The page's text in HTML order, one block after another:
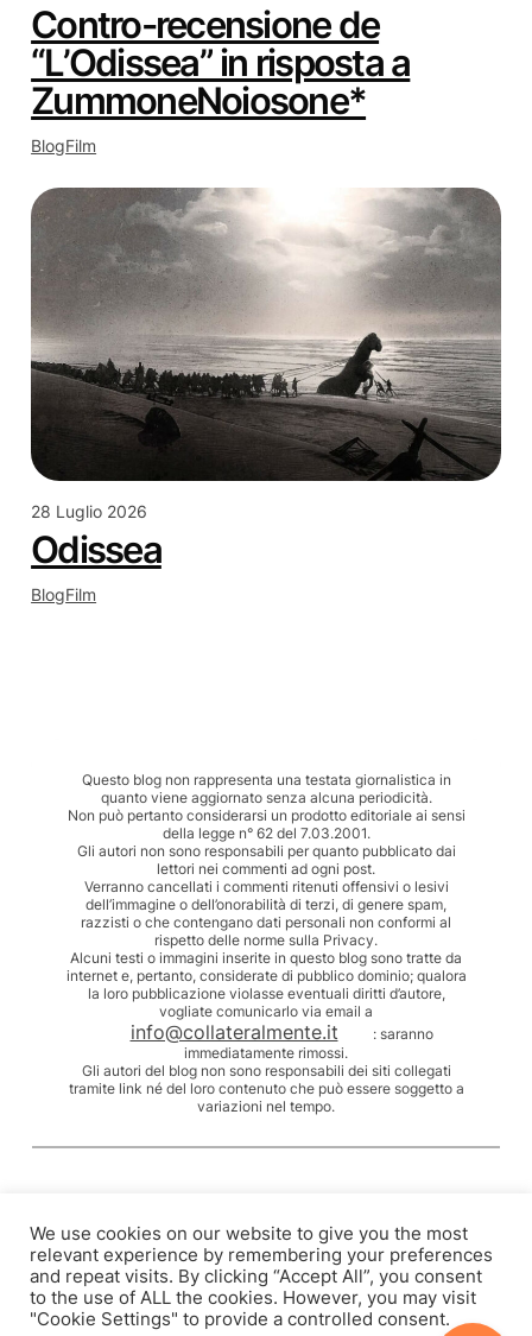
Contro-recensione de
“L’Odissea” in risposta a
ZummoneNoiosone*
BlogFilm
28 Luglio 2026
Odissea
BlogFilm
Questo blog non rappresenta una testata giornalistica in
quanto viene aggiornato senza alcuna periodicità.
Non può pertanto considerarsi un prodotto editoriale ai sensi
della legge n° 62 del 7.03.2001.
Gli autori non sono responsabili per quanto pubblicato dai
lettori nei commenti ad ogni post.
Verranno cancellati i commenti ritenuti offensivi o lesivi
dell’immagine o dell’onorabilità di terzi, di genere spam,
razzisti o che contengano dati personali non conformi al
rispetto delle norme sulla Privacy.
Alcuni testi o immagini inserite in questo blog sono tratte da
internet e, pertanto, considerate di pubblico dominio; qualora
la loro pubblicazione violasse eventuali diritti d’autore,
vogliate comunicarlo via email a
info@collateralmente.it
: saranno
immediatamente rimossi.
Gli autori del blog non sono responsabili dei siti collegati
tramite link né del loro contenuto che può essere soggetto a
variazioni nel tempo.
We use cookies on our website to give you the most
relevant experience by remembering your preferences
and repeat visits. By clicking “Accept All”, you consent
to the use of ALL the cookies. However, you may visit
"Cookie Settings" to provide a controlled consent.